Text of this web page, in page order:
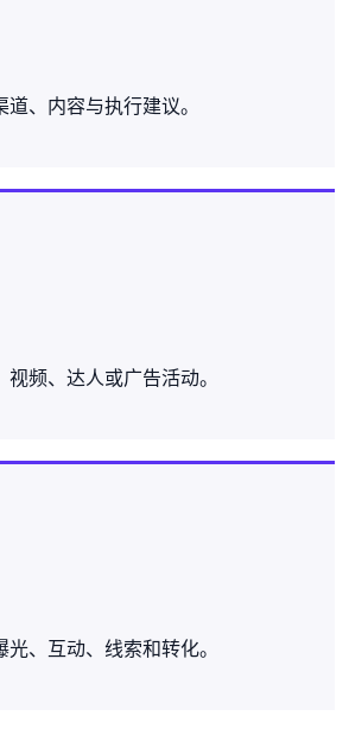
、内容与执行建议。
频、达人或广告活动。
、互动、线索和转化。